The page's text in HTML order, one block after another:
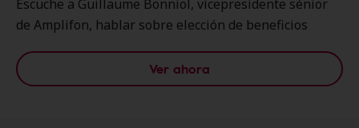
Escuche a Guillaume Bonniol, vicepresidente sénior
de Amplifon, hablar sobre elección de beneficios
Ver ahora